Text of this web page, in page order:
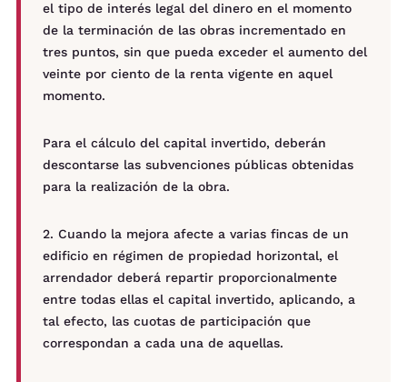
el tipo de interés legal del dinero en el momento
de la terminación de las obras incrementado en
tres puntos, sin que pueda exceder el aumento del
veinte por ciento de la renta vigente en aquel
momento.
Para el cálculo del capital invertido, deberán
descontarse las subvenciones públicas obtenidas
para la realización de la obra.
2. Cuando la mejora afecte a varias fincas de un
edificio en régimen de propiedad horizontal, el
arrendador deberá repartir proporcionalmente
entre todas ellas el capital invertido, aplicando, a
tal efecto, las cuotas de participación que
correspondan a cada una de aquellas.